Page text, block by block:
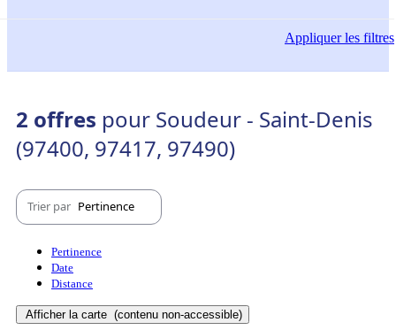
Appliquerles filtres
2 offres pour Soudeur - Saint-Denis
(97400, 97417, 97490)
Trier par Pertinence
Pertinence
Date
Distance
Afficher la carte (contenu non-accessible)